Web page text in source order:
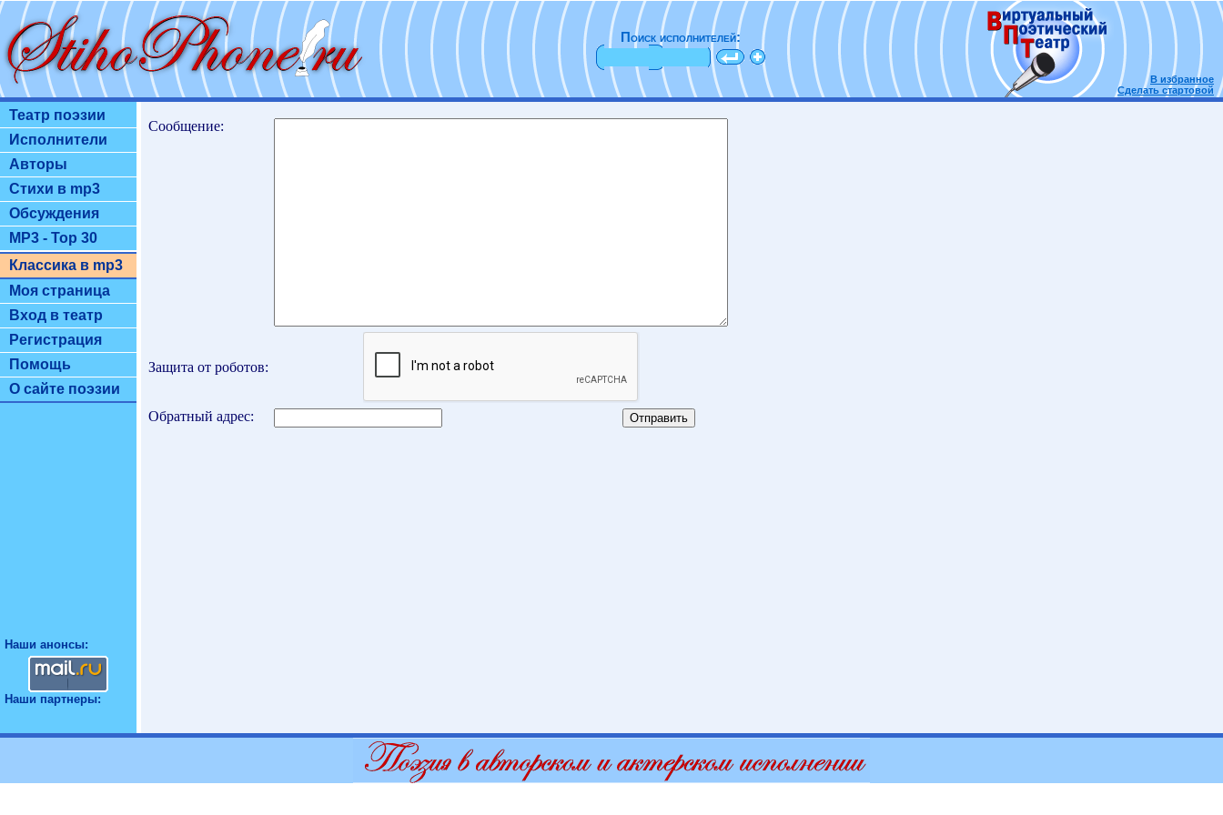
Поиск исполнителей:
В избранное
Сделать стартовой
Театр поэзии
Исполнители
Авторы
Стихи в mp3
Обсуждения
MP3 - Top 30
Классика в mp3
Моя страница
Вход в театр
Регистрация
Помощь
О сайте поэзии
Наши анонсы:
Наши партнеры:
Сообщение:
Защита от роботов:
Обратный адрес: